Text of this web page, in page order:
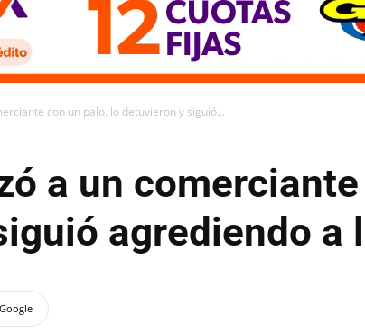
con un palo, lo detuvieron y siguió...
a un
agrediendo a